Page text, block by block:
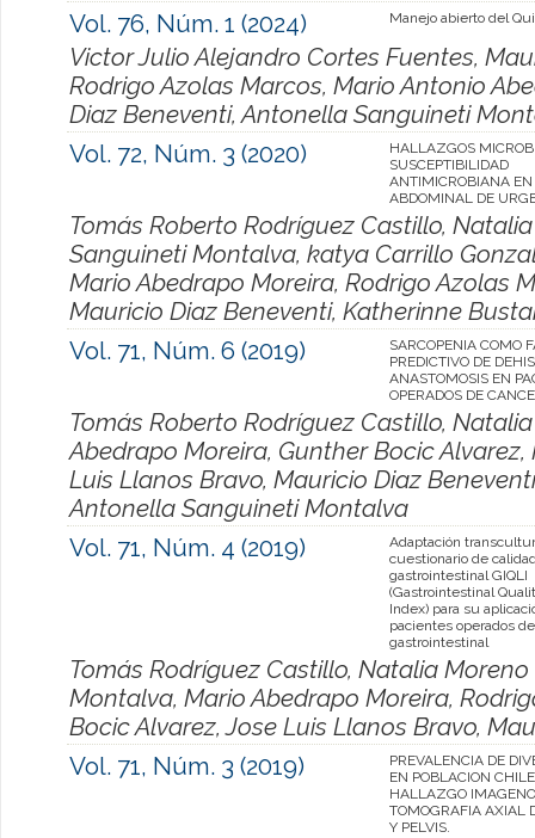
Vol. 76, Núm. 1 (2024)
Manejo abierto del
Victor Julio Alejandro Cortes Fuentes,
Rodrigo Azolas Marcos, Mario Antonio
Diaz Beneventi, Antonella Sanguineti
Vol. 72, Núm. 3 (2020)
HALLAZGOS
SUSCEPTIBILIDAD
ANTIMICROBIANA
ABDOMINAL DE
Tomás Roberto Rodríguez Castillo,
Sanguineti Montalva, katya Carrillo
Mario Abedrapo Moreira, Rodrigo Azolas
Mauricio Diaz Beneventi, Katherinne
Vol. 71, Núm. 6 (2019)
SARCOPENIA COMO
PREDICTIVO DE
ANASTOMOSIS EN
OPERADOS DE
Tomás Roberto Rodríguez Castillo,
Abedrapo Moreira, Gunther Bocic
Luis Llanos Bravo, Mauricio Diaz
Antonella Sanguineti Montalva
Vol. 71, Núm. 4 (2019)
Adaptación
cuestionario de
gastrointestinal GIQLI
(Gastrointestinal
Index) para su
pacientes operados
gastrointestinal
Tomás Rodríguez Castillo, Natalia
Montalva, Mario Abedrapo Moreira,
Bocic Alvarez, Jose Luis Llanos Bravo,
Vol. 71, Núm. 3 (2019)
PREVALENCIA DE
EN POBLACION
HALLAZGO
TOMOGRAFIA AXIAL
Y PELVIS.